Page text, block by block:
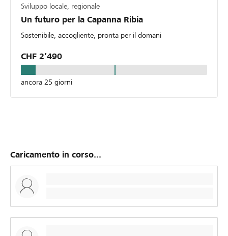
Sviluppo locale, regionale
Un futuro per la Capanna Ribia
Sostenibile, accogliente, pronta per il domani
CHF 2’490
ancora 25 giorni
Caricamento in corso...